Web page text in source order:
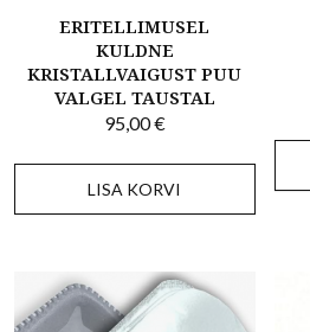
ERITELLIMUSEL
KULDNE
KRISTALLVAIGUST PUU
VALGEL TAUSTAL
95,00€
LISA KORVI